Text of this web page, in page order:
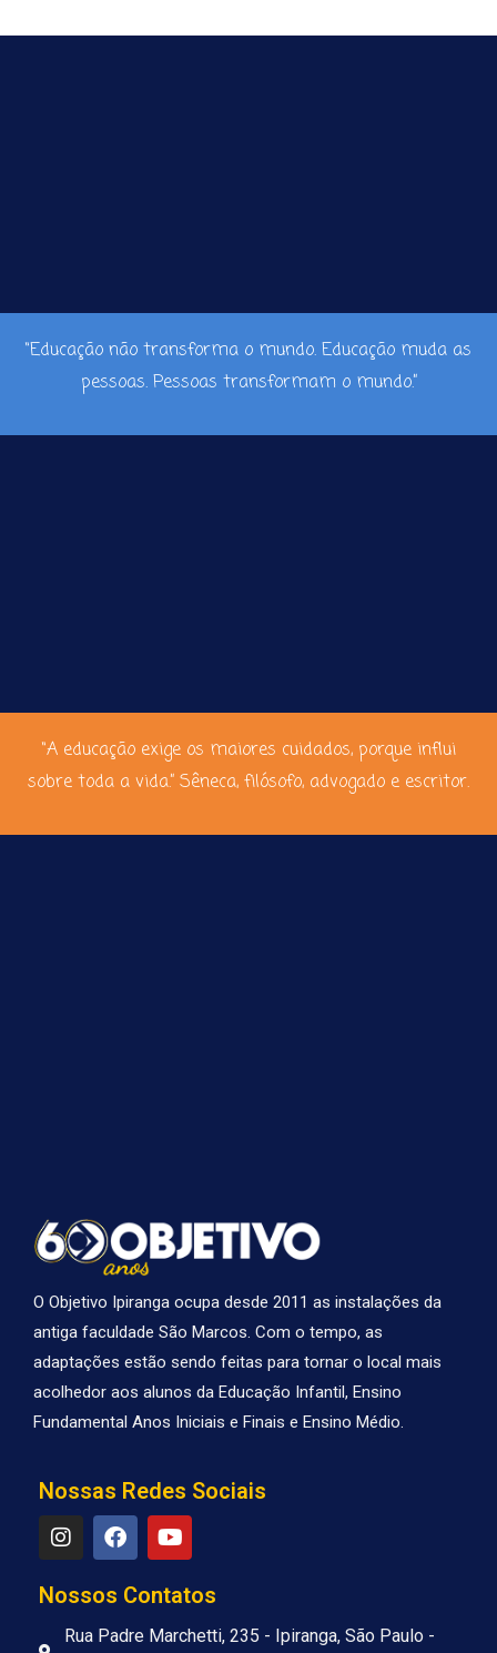
“Educação não transforma o mundo. Educação muda as
pessoas. Pessoas transformam o mundo.”
“A educação exige os maiores cuidados, porque influi
sobre toda a vida.” Sêneca, filósofo, advogado e escritor.
O Objetivo Ipiranga ocupa desde 2011 as instalações da
antiga faculdade São Marcos. Com o tempo, as
adaptações estão sendo feitas para tornar o local mais
acolhedor aos alunos da Educação Infantil, Ensino
Fundamental Anos Iniciais e Finais e Ensino Médio.
Nossas Redes Sociais
I
n
s
t
a
g
F
a
c
e
b
o
Y
o
u
t
u
b
Nossos Contatos
Rua Padre Marchetti, 235 - Ipiranga, São Paulo -